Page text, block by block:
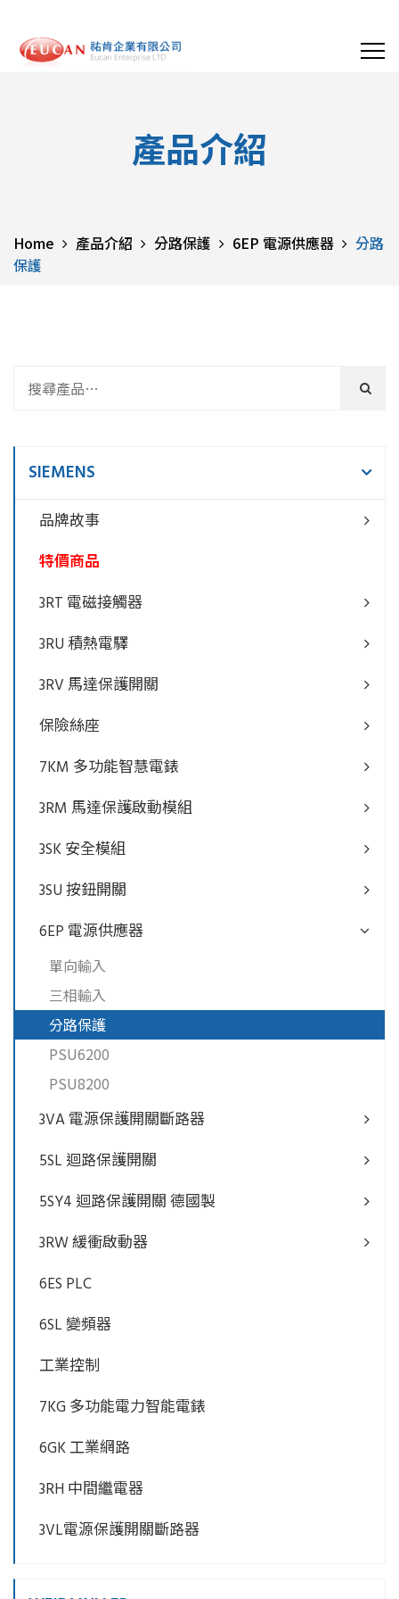
產品介紹
Home 產品介紹 分路保護 6EP 電源供應器
分路
保護
SIEMENS
品牌故事
特價商品
3RT 電磁接觸器
3RU 積熱電驛
3RV 馬達保護開關
保險絲座
7KM 多功能智慧電錶
3RM 馬達保護啟動模組
3SK 安全模組
3SU 按鈕開關
6EP 電源供應器
單向輸入
三相輸入
分路保護
PSU6200
PSU8200
3VA 電源保護開關斷路器
5SL 迴路保護開關
5SY4 迴路保護開關 德國製
3RW 緩衝啟動器
6ES PLC
6SL 變頻器
工業控制
7KG 多功能電力智能電錶
6GK 工業網路
3RH 中間繼電器
3VL電源保護開關斷路器